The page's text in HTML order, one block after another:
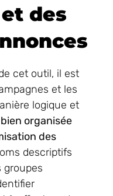
des
cet outil, il est
et les
logique et
organisée
des
descriptifs
groupes